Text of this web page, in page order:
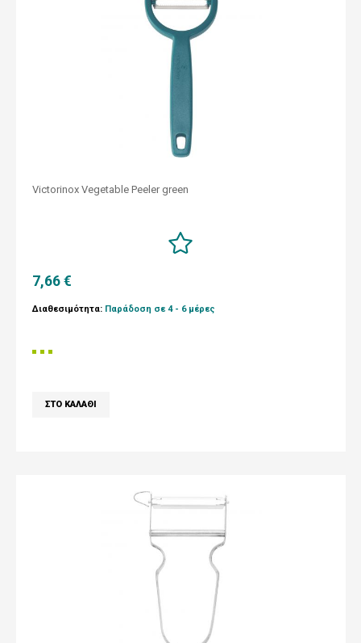
Victorinox Vegetable Peeler green
7,66 €
Διαθεσιμότητα: Παράδοση σε 4 - 6 μέρες